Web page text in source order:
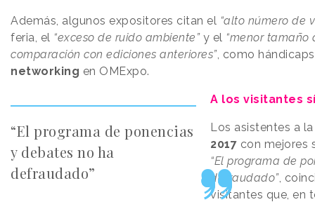
Además, algunos expositores citan el “alto número de
feria, el “exceso de ruido ambiente”y el “menor tamaño
comparación con ediciones anteriores”, como
networking en OMExpo.
“El programa de ponencias
y debates no ha
defraudado”
A los visitantes
Los asistentes a
2017 con mejores
“El programa de
defraudado”,
visitantes que, en